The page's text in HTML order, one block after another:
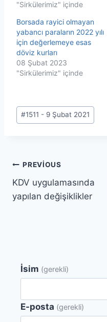
"Sirkülerimiz" içinde
Borsada rayici olmayan
yabancı paraların 2022 yılı
için değerlemeye esas
döviz kurları
08 Şubat 2023
"Sirkülerimiz" içinde
Post
Tags:
#1511 - 9 Şubat 2021
Yazı
gezinmesi
PREVIOUS
KDV uygulamasında
yapılan değişiklikler
İsim (gerekli)
E-posta (gerekli)